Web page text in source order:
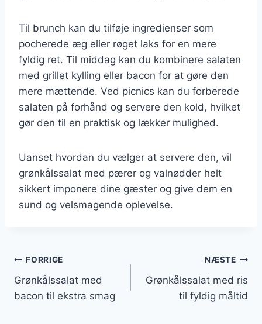
Til brunch kan du tilføje ingredienser som
pocherede æg eller røget laks for en mere
fyldig ret. Til middag kan du kombinere salaten
med grillet kylling eller bacon for at gøre den
mere mættende. Ved picnics kan du forberede
salaten på forhånd og servere den kold, hvilket
gør den til en praktisk og lækker mulighed.
Uanset hvordan du vælger at servere den, vil
grønkålssalat med pærer og valnødder helt
sikkert imponere dine gæster og give dem en
sund og velsmagende oplevelse.
Indlægsnavigation
FORRIGE
Grønkålssalat med
bacon til ekstra smag
NÆSTE
Grønkålssalat med ris
til fyldig måltid